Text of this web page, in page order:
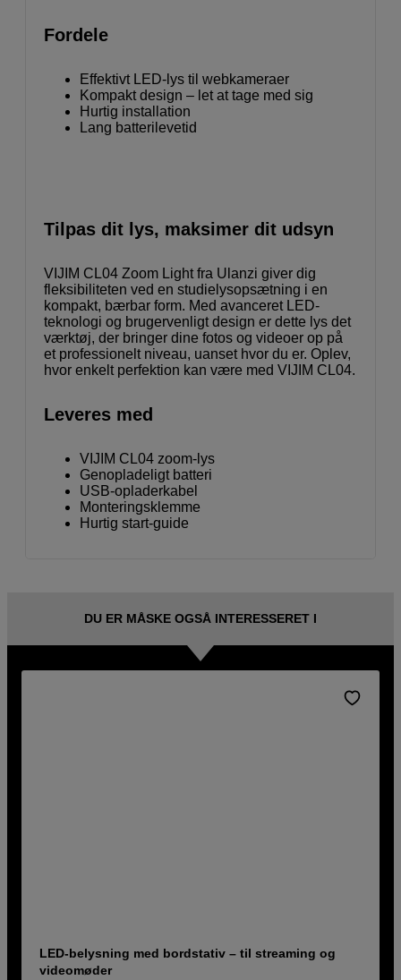
Fordele
Effektivt LED-lys til webkameraer
Kompakt design – let at tage med sig
Hurtig installation
Lang batterilevetid
Tilpas dit lys, maksimer dit udsyn
VIJIM CL04 Zoom Light fra Ulanzi giver dig
fleksibiliteten ved en studielysopsætning i en
kompakt, bærbar form. Med avanceret LED-
teknologi og brugervenligt design er dette lys det
værktøj, der bringer dine fotos og videoer op på
et professionelt niveau, uanset hvor du er. Oplev,
hvor enkelt perfektion kan være med VIJIM CL04.
Leveres med
VIJIM CL04 zoom-lys
Genopladeligt batteri
USB-opladerkabel
Monteringsklemme
Hurtig start-guide
DU ER MÅSKE OGSÅ INTERESSERET I
LED-belysning med bordstativ – til streaming og
videomøder